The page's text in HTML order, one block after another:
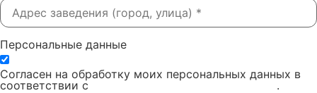
Персональные данные
Согласен на обработку моих персональных данных в
соответствии с
политикой конфиденциальности .